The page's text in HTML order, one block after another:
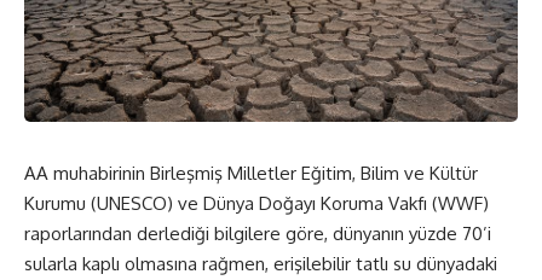
AA muhabirinin Birleşmiş Milletler Eğitim, Bilim ve Kültür
Kurumu (UNESCO) ve Dünya Doğayı Koruma Vakfı (WWF)
raporlarından derlediği bilgilere göre, dünyanın yüzde 70’i
sularla kaplı olmasına rağmen, erişilebilir tatlı su dünyadaki